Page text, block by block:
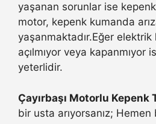
yaşanan sorunlar ise kepenk
motor, kepenk kumanda
yaşanmaktadır.Eğer
açılmıyor veya kapanmıyor
yeterlidir.
Çayırbaşı Motorlu Kepenk
bir usta arıyorsanız; Hemen